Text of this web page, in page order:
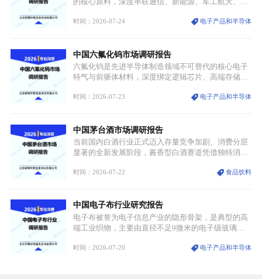
与大国科技博弈的关键战略资源。镓并非传统大宗金
领域渗透”的战略体系，成为全球科技产业运转的刚
需资源。
时间：2026-07-24 电子产品和半导体
中国六氟化钨市场调研报告
六氟化钨是先进半导体制造领域不可替代的核心电子
特气与前驱体材料，深度绑定逻辑芯片、高端存储芯
沉积（CVD）、原子层沉积（ALD）工艺专用前驱体
密制造流程。
时间：2026-07-23 电子产品和半导体
中国茅台酒市场调研报告
当前国内白酒行业正式迈入存量竞争加剧、消费分层
显著的全新发展阶段，酱香型白酒赛道凭借独特消费
道。贵州茅台凭借独一无二的核心产区壁垒、刚性产
业。
时间：2026-07-22 食品饮料
中国电子布行业研究报告
电子布被誉为电子信息产业的隐形骨架，是典型的高
端工业织物，主要由直径不足9微米的电子级玻璃纤
生产制造过程中不可或缺的核心基材。电子布具备高
时间：2026-07-20 电子产品和半导体